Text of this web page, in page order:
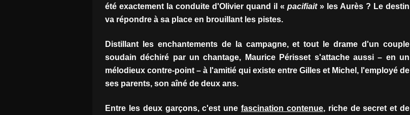
été exactement la conduite d'Olivier quand il « pacifiait» les Aurès ? Le destin
va répondre à sa place en brouillant les pistes.
Distillant les enchantements de la campagne, et tout le drame d'un couple
soudain déchiré par un chantage, Maurice Périsset s'attache aussi – en un
mélodieux contre-point – à l'amitié qui existe entre Gilles et Michel, l'employé de
ses parents, son aîné de deux ans.
Entre les deux garçons, c'est une fascination contenue, riche de secret et de